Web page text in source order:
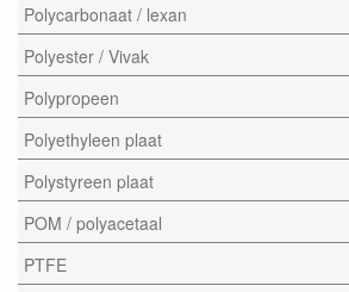
Polycarbonaat / lexan
Polyester / Vivak
Polypropeen
Polyethyleen plaat
Polystyreen plaat
POM / polyacetaal
PTFE